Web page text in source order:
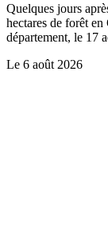
Quelques jours
hectares de forêt
département, le 17
Le 6 août 2026